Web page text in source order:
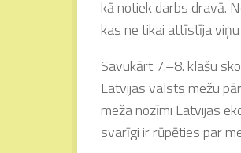
kā notiek darbs dravā.
kas ne tikai attīstīja
Savukārt 7.–8. klašu
Latvijas valsts mežu
meža nozīmi Latvijas
svarīgi ir rūpēties par